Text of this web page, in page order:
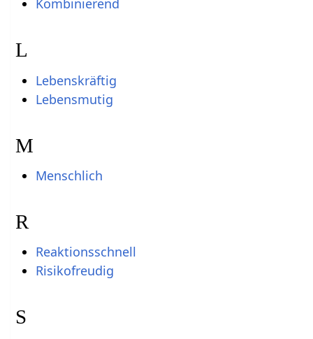
Kombinierend
L
Lebenskräftig
Lebensmutig
M
Menschlich
R
Reaktionsschnell
Risikofreudig
S